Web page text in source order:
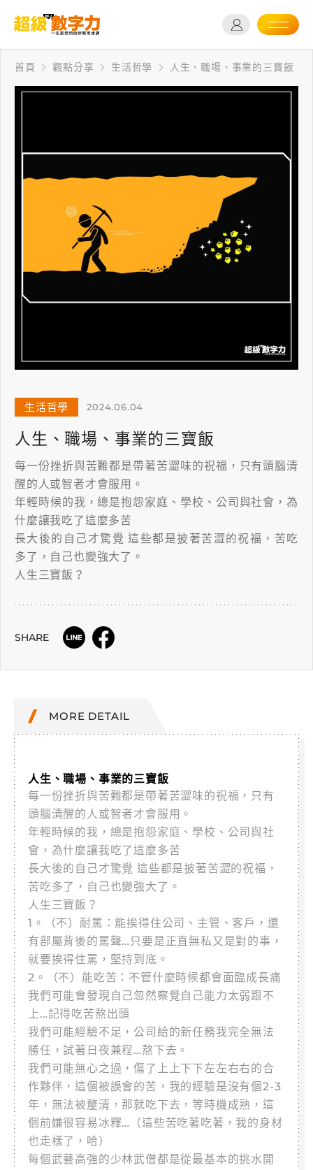
首頁 觀點分享 生活哲學 人生、職場、事業的三寶飯
生活哲學 2024.06.04
人生、職場、事業的三寶飯
每一份挫折與苦難都是帶著苦澀味的祝福，只有頭腦清
醒的人或智者才會服用。
年輕時候的我，總是抱怨家庭、學校、公司與社會，為
什麼讓我吃了這麼多苦
長大後的自己才驚覺 這些都是披著苦澀的祝福，苦吃
多了，自己也變強大了。
人生三寶飯？
SHARE
MORE DETAIL
人生、職場、事業的三寶飯
每一份挫折與苦難都是帶著苦澀味的祝福，只有
頭腦清醒的人或智者才會服用。
年輕時候的我，總是抱怨家庭、學校、公司與社
會，為什麼讓我吃了這麼多苦
長大後的自己才驚覺 這些都是披著苦澀的祝福，
苦吃多了，自己也變強大了。
人生三寶飯？
1。（不）耐罵：能挨得住公司、主管、客戶，還
有部屬背後的罵聲…只要是正直無私又是對的事，
就要挨得住罵，堅持到底。
2。（不）能吃苦：不管什麼時候都會面臨成長痛
我們可能會發現自己忽然察覺自己能力太弱跟不
上…記得吃苦熬出頭
我們可能經驗不足，公司給的新任務我完全無法
勝任，試著日夜兼程…熬下去。
我們可能無心之過，傷了上上下下左左右右的合
作夥伴，這個被誤會的苦，我的經驗是沒有個2-3
年，無法被釐清，那就吃下去，等時機成熟，這
個前嫌很容易冰釋…（這些苦吃著吃著，我的身材
也走樣了，哈）
每個武藝高強的少林武僧都是從最基本的挑水開